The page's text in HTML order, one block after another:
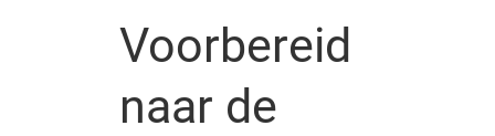
Voorbereid
naar de